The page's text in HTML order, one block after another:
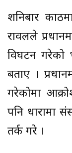
शनिबार
रावलले
विघटन गरेको
बताए ।
गरेकोमा
पनि धारामा
तर्क गरे ।